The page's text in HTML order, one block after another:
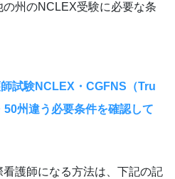
州のNCLEX受験に必要な条
試験NCLEX・CGFNS（Tru
50州違う必要条件を確認して
護師になる方法は、下記の記